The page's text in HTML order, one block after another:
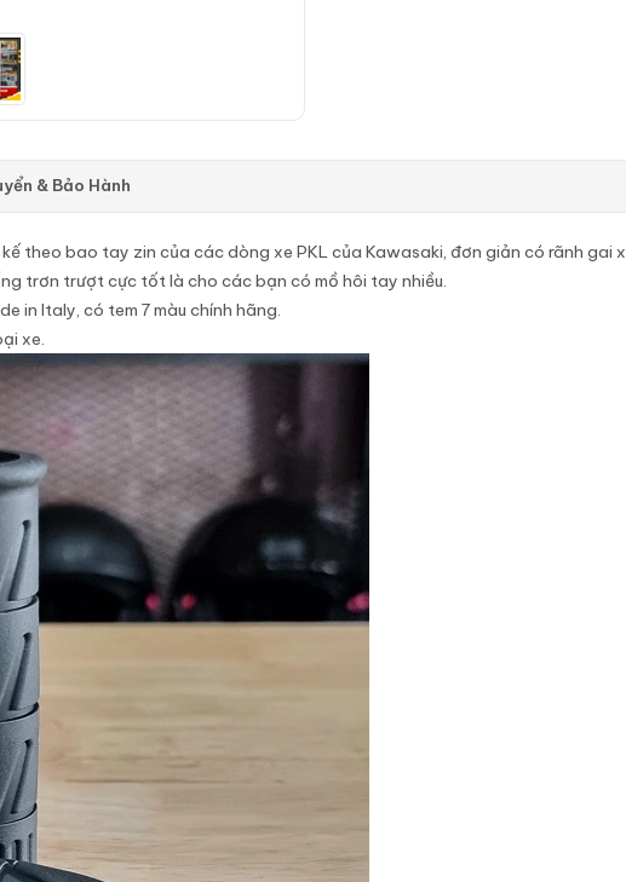
& Bảo Hành
theo bao tay zin của các dòng xe PKL của Kawasaki, đơn giản có rãnh
trơn trượt cực tốt là cho các bạn có mồ hôi tay nhiều.
in Italy, có tem 7 màu chính hãng.
xe.